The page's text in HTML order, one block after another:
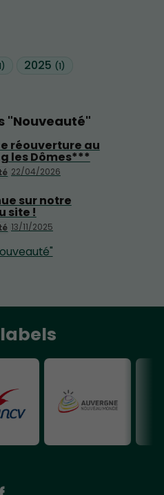
2025 (1)
"Nouveauté"
22/04/2026
réouverture au
les Dômes***
13/11/2025
sur notre
site !